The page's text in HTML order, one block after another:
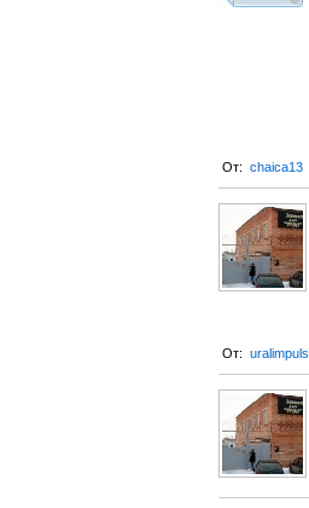
От: chaica13
От: uralimpuls